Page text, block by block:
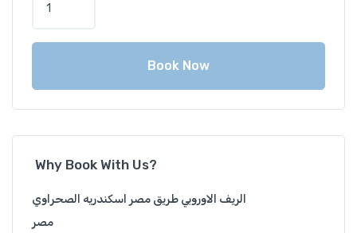
Book Now
Why Book With Us?
الريف الاوروبي طريق مصر اسكندريه الصحراوي
مصر